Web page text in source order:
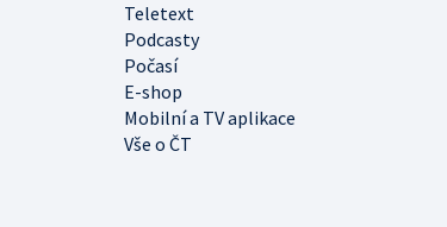
Teletext
Podcasty
Počasí
E-shop
Mobilní a TV aplikace
Vše o ČT